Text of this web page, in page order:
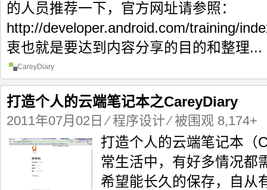
的人员推荐一下，官方网址请参照：
http://developer.android.com/training/
衷也就是要达到内容分享的目的和整理...
CareyDiary
打造个人的云端笔记本之CareyDiary
2011年07月02日 ⁄程序设计⁄ 被围观 8,174+
打造个人的云端笔记本（
常生活中，有好多情况都
希望能长久的保存，自从